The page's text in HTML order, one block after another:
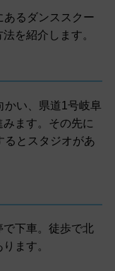
あるダンススクー
を紹介します。
かい、県道1号岐阜
ます。その先に
るとスタジオがあ
下車。徒歩で北
ます。